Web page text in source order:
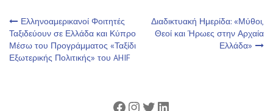
Πλοήγηση
άρθρων
Ελληνοαμερικανοί Φοιτητές
Ταξιδεύουν σε Ελλάδα και Κύπρο
Μέσω του Προγράμματος «Ταξίδι
Εξωτερικής Πολιτικής» του AHIF
Διαδικτυακή Ημερίδα: «Μύθοι,
Θεοί και Ήρωες στην Αρχαία
Ελλάδα»
Facebook
Instagram
Twitter
Linkedin